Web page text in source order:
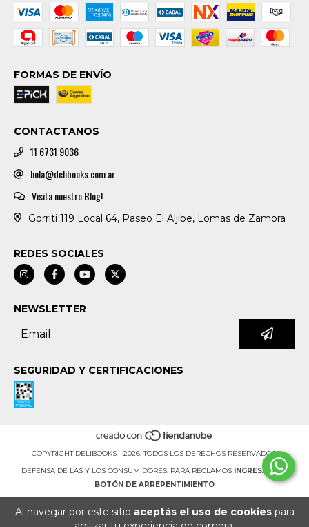
Al navegar por este sitio aceptás el uso de cookiespara
FORMAS DE ENVÍO
CONTACTANOS
11 6731 9036
hola@delibooks.com.ar
Visita nuestro Blog!
Gorriti 119 Local 64, Paseo El Aljibe, Lomas de Zamora
REDES SOCIALES
NEWSLETTER
SEGURIDAD Y CERTIFICACIONES
COPYRIGHT DELIBOOKS - 2026. TODOS LOS DERECHOS RESERVADOS.
DEFENSA DE LAS Y LOS CONSUMIDORES. PARA RECLAMOS
INGRESÁ ACÁ.
BOTÓN DE ARREPENTIMIENTO